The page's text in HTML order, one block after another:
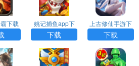
下载
姚记捕鱼app下
载
下载
上古修仙手游下
载
下载